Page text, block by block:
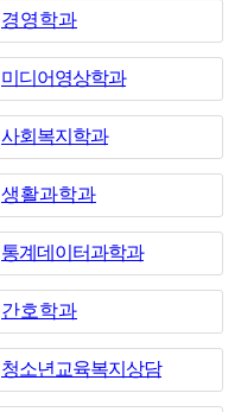
경영학과
미디어영상학과
사회복지학과
생활과학과
통계데이터과학과
간호학과
청소년교육복지상담